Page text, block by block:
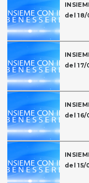
del
del 17/
del 16/
del 15/